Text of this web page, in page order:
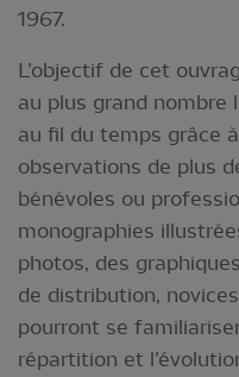
1967.
L’objectif de cet
au plus grand nombre
au fil du temps grâce
observations de plus
bénévoles ou
monographies
photos, des
de distribution,
pourront se
répartition et